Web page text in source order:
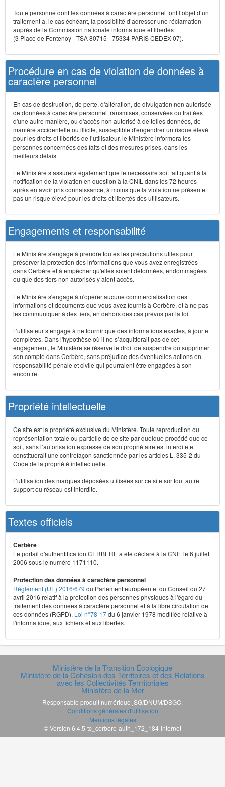
Toute personne dont les données à caractère personnel font l’objet d’un
traitement a, le cas échéant, la possibilité d’adresser une réclamation
auprès de la Commission nationale informatique et libertés
(3 Place de Fontenoy - TSA 80715 - 75334 PARIS CEDEX 07).
Procédure en cas de violation de données à
caractère personnel
En cas de destruction, de perte, d'altération, de divulgation non autorisée
de données à caractère personnel transmises, conservées ou traitées
d'une autre manière, ou d'accès non autorisé à de telles données, de
manière accidentelle ou illicite, susceptible d'engendrer un risque élevé
pour les droits et libertés de l’utilisateur, le Ministère informera les
personnes concernées des faits et des mesures prises, dans les
meilleurs délais.
Le Ministère s’assurera également que le nécessaire soit fait quant à la
notification de la violation en question à la CNIL dans les 72 heures
après en avoir pris connaissance, à moins que la violation ne présente
pas un risque élevé pour les droits et libertés des utilisateurs.
Engagements et responsabilité
Le Ministère s'engage à prendre toutes les précautions utiles pour
préserver la protection des informations que vous avez enregistrées
dans Cerbère et à empêcher qu'elles soient déformées, endommagées
ou que des tiers non autorisés y aient accès.
Le Ministère s'engage à n'opérer aucune commercialisation des
informations et documents que vous avez fournis à Cerbère, et à ne pas
les communiquer à des tiers, en dehors des cas prévus par la loi.
L’utilisateur s’engage à ne fournir que des informations exactes, à jour et
complètes. Dans l'hypothèse où il ne s’acquitterait pas de cet
engagement, le Ministère se réserve le droit de suspendre ou supprimer
son compte dans Cerbère, sans préjudice des éventuelles actions en
responsabilité pénale et civile qui pourraient être engagées à son
encontre.
Propriété intellectuelle
Ce site est la propriété exclusive du Ministère. Toute reproduction ou
représentation totale ou partielle de ce site par quelque procédé que ce
soit, sans l’autorisation expresse de son propriétaire est interdite et
constituerait une contrefaçon sanctionnée par les articles L. 335-2 du
Code de la propriété intellectuelle.
L’utilisation des marques déposées utilisées sur ce site sur tout autre
support ou réseau est interdite.
Textes officiels
Cerbère
Le portail d'authentification CERBERE a été déclaré à la CNIL le 6 juillet
2006 sous le numéro 1171110.
Protection des données à caractère personnel
Règlement (UE) 2016/679 du Parlement européen et du Conseil du 27
avril 2016 relatif à la protection des personnes physiques à l'égard du
traitement des données à caractère personnel et à la libre circulation de
ces données (RGPD). Loi n°78-17du 6 janvier 1978 modifiée relative à
l'informatique, aux fichiers et aux libertés.
Ministère de la Transition Écologique
Ministère de la Cohésion des Territoires et des Relations
avec les Collectivités Terrritoriales
Ministère de la Mer
Responsable produit numérique SG/DNUM/DSGC
Conditions générales d'utilisation
Mentions légales
© Version 6.4.5-tc_cerbere-auth_172_184-internet